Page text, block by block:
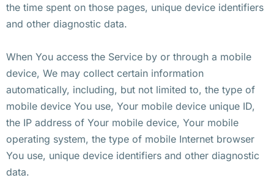
the time spent on those pages, unique device identifiers
and other diagnostic data.
When You access the Service by or through a mobile
device, We may collect certain information
automatically, including, but not limited to, the type of
mobile device You use, Your mobile device unique ID,
the IP address of Your mobile device, Your mobile
operating system, the type of mobile Internet browser
You use, unique device identifiers and other diagnostic
data.